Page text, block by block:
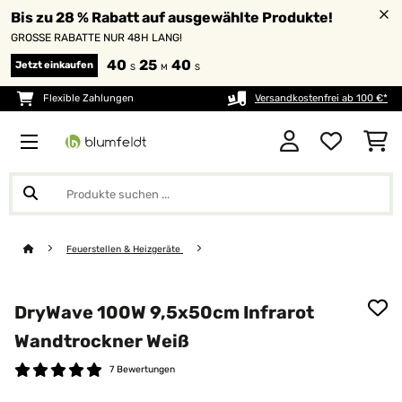
Bis zu 28 % Rabatt auf ausgewählte Produkte!
GROSSE RABATTE NUR 48H LANG!
Jetzt einkaufen 40 S 25 M 38 S
Flexible Zahlungen Versandkostenfrei ab 100 €*
Feuerstellen & Heizgeräte
DryWave 100W 9,5x50cm Infrarot
Wandtrockner Weiß
7 Bewertungen